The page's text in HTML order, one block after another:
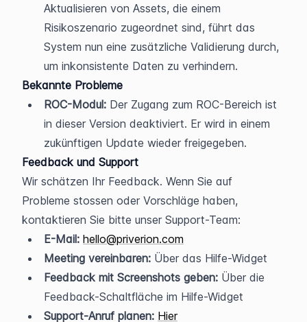
Aktualisieren von Assets, die einem
Risikoszenario zugeordnet sind, führt das
System nun eine zusätzliche Validierung durch,
um inkonsistente Daten zu verhindern.
Bekannte Probleme
ROC-Modul: Der Zugang zum ROC-Bereich ist
in dieser Version deaktiviert. Er wird in einem
zukünftigen Update wieder freigegeben.
Feedback und Support
Wir schätzen Ihr Feedback. Wenn Sie auf
Probleme stossen oder Vorschläge haben,
kontaktieren Sie bitte unser Support-Team:
E-Mail: hello@priverion.com
Meeting vereinbaren: Über das Hilfe-Widget
Feedback mit Screenshots geben: Über die
Feedback-Schaltfläche im Hilfe-Widget
Support-Anruf planen: Hier